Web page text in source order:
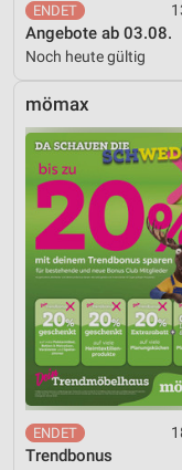
Angebote ab 03.08.
Noch heute gültig
mömax
Trendbonus
Werbung